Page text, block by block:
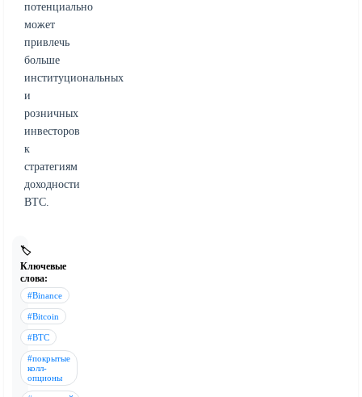
потенциально
может
привлечь
больше
институциональных
и
розничных
инвесторов
к
стратегиям
доходности
BTC.
🏷️
Ключевые
слова:
#Binance
#Bitcoin
#BTC
#покрытые
колл-
опционы